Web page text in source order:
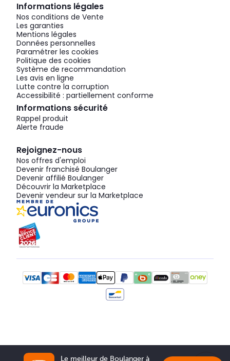
Informations légales
Nos conditions de Vente
Les garanties
Mentions légales
Données personnelles
Paramétrer les cookies
Politique des cookies
Système de recommandation
Les avis en ligne
Lutte contre la corruption
Accessibilité : partiellement conforme
Informations sécurité
Rappel produit
Alerte fraude
Rejoignez-nous
Nos offres d'emploi
Devenir franchisé Boulanger
Devenir affilié Boulanger
Découvrir la Marketplace
Devenir vendeur sur la Marketplace
Le meilleur de Boulanger à